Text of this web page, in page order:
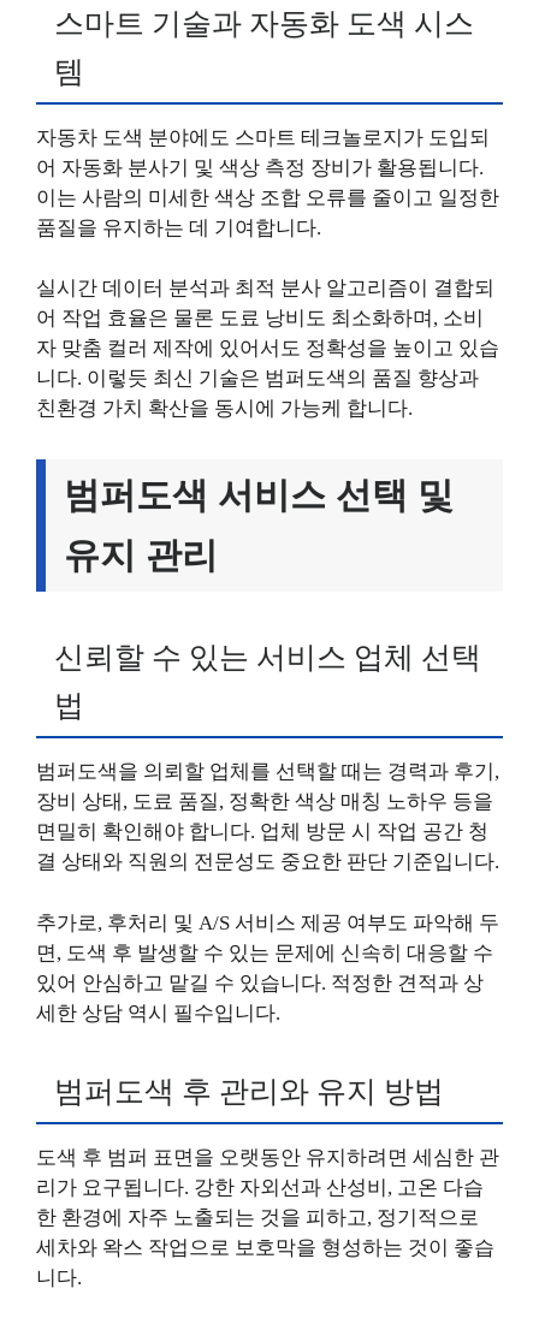
스마트 기술과 자동화 도색 시스
템
자동차 도색 분야에도 스마트 테크놀로지가 도입되
어 자동화 분사기 및 색상 측정 장비가 활용됩니다.
이는 사람의 미세한 색상 조합 오류를 줄이고 일정한
품질을 유지하는 데 기여합니다.
실시간 데이터 분석과 최적 분사 알고리즘이 결합되
어 작업 효율은 물론 도료 낭비도 최소화하며, 소비
자 맞춤 컬러 제작에 있어서도 정확성을 높이고 있습
니다. 이렇듯 최신 기술은 범퍼도색의 품질 향상과
친환경 가치 확산을 동시에 가능케 합니다.
범퍼도색 서비스 선택 및
유지 관리
신뢰할 수 있는 서비스 업체 선택
법
범퍼도색을 의뢰할 업체를 선택할 때는 경력과 후기,
장비 상태, 도료 품질, 정확한 색상 매칭 노하우 등을
면밀히 확인해야 합니다. 업체 방문 시 작업 공간 청
결 상태와 직원의 전문성도 중요한 판단 기준입니다.
추가로, 후처리 및 A/S 서비스 제공 여부도 파악해 두
면, 도색 후 발생할 수 있는 문제에 신속히 대응할 수
있어 안심하고 맡길 수 있습니다. 적정한 견적과 상
세한 상담 역시 필수입니다.
범퍼도색 후 관리와 유지 방법
도색 후 범퍼 표면을 오랫동안 유지하려면 세심한 관
리가 요구됩니다. 강한 자외선과 산성비, 고온 다습
한 환경에 자주 노출되는 것을 피하고, 정기적으로
세차와 왁스 작업으로 보호막을 형성하는 것이 좋습
니다.